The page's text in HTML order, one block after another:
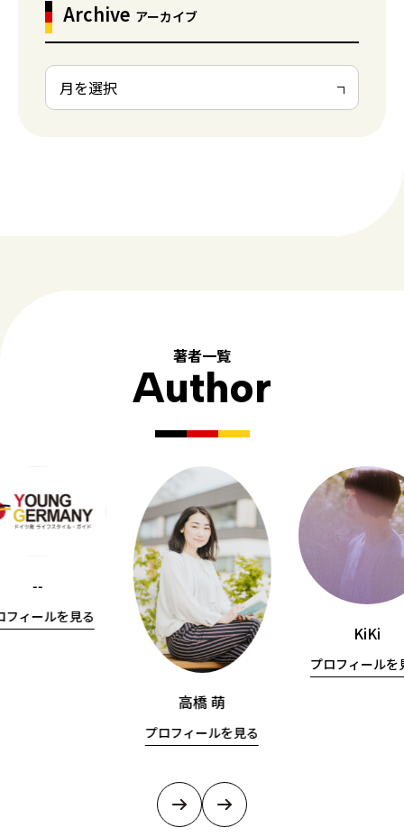
Archive アーカイブ
著者一覧
Author
--
フィールを見る
高橋 萌
プロフィールを見る
KiKi
プロフィールを